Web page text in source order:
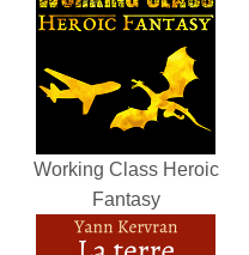
Working Class Heroic
Fantasy